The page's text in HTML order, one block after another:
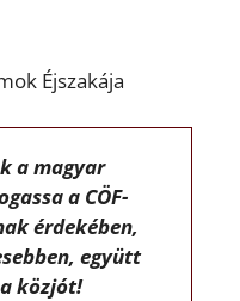
Éjszakája
a magyar
a CÖF-
érdekében,
együtt
közjót!